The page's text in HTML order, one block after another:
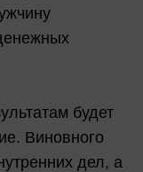
будет
Виновного
дел, а